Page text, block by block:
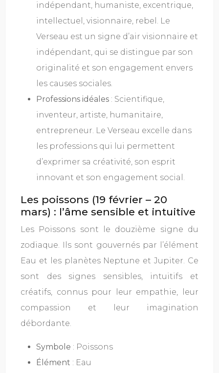
indépendant, humaniste, excentrique,
intellectuel, visionnaire, rebel. Le
Verseau est un signe d’air visionnaire et
indépendant, qui se distingue par son
originalité et son engagement envers
les causes sociales.
Professions idéales : Scientifique,
inventeur, artiste, humanitaire,
entrepreneur. Le Verseau excelle dans
les professions qui lui permettent
d’exprimer sa créativité, son esprit
innovant et son engagement social.
Les poissons (19 février – 20
mars) : l’âme sensible et intuitive
Les Poissons sont le douzième signe du
zodiaque. Ils sont gouvernés par l’élément
Eau et les planètes Neptune et Jupiter. Ce
sont des signes sensibles, intuitifs et
créatifs, connus pour leur empathie, leur
compassion et leur imagination
débordante.
Symbole : Poissons
Élément : Eau